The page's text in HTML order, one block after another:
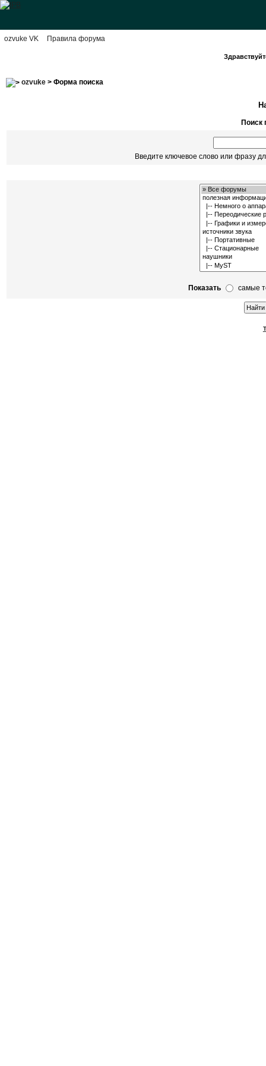
ozvuke VK Правила форума
ozvuke> Форма поиска
Поиск
Введите ключевое слово или фразу
Показать самые